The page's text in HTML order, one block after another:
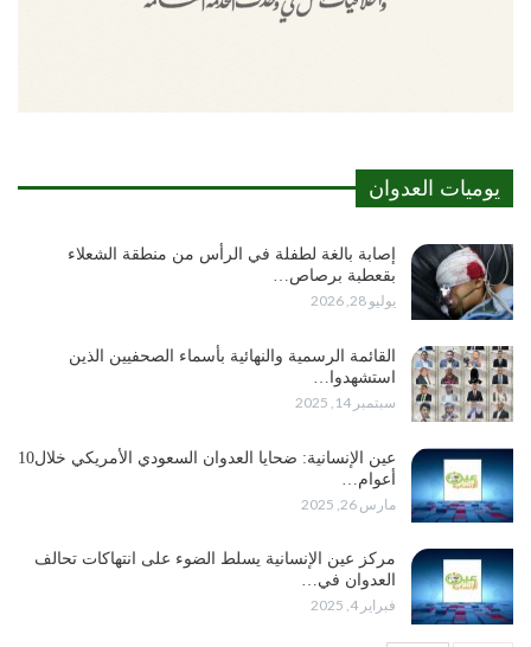
يوميات العدوان
إصابة بالغة لطفلة في الرأس من منطقة الشعلاء
بقعطبة برصاص…
يوليو 28, 2026
القائمة الرسمية والنهائية بأسماء الصحفيين الذين
استشهدوا…
سبتمبر 14, 2025
عين الإنسانية: ضحايا العدوان السعودي الأمريكي خلال10
أعوام…
مارس 26, 2025
مركز عين الإنسانية يسلط الضوء على انتهاكات تحالف
العدوان في…
فبراير 4, 2025